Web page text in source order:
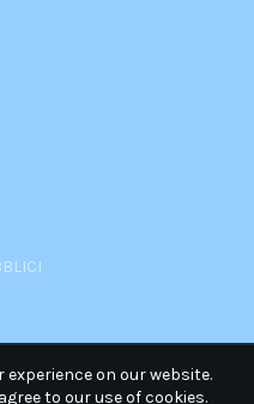
on our website.
to our use of cookies.